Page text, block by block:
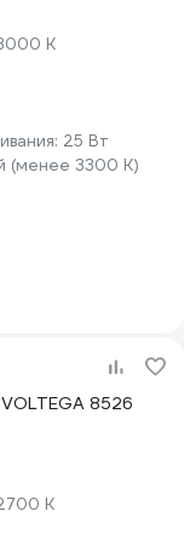
К
25 Вт
(менее 3300 К)
8526
К